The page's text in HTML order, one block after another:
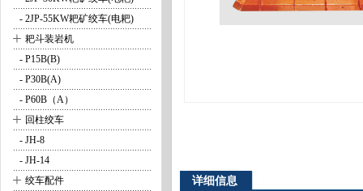
- 2JP-55KW耙矿绞车(电耙)
+ 耙斗装岩机
- P15B(B)
- P30B(A)
- P60B（A）
+ 回柱绞车
- JH-8
- JH-14
+ 绞车配件 详细信息